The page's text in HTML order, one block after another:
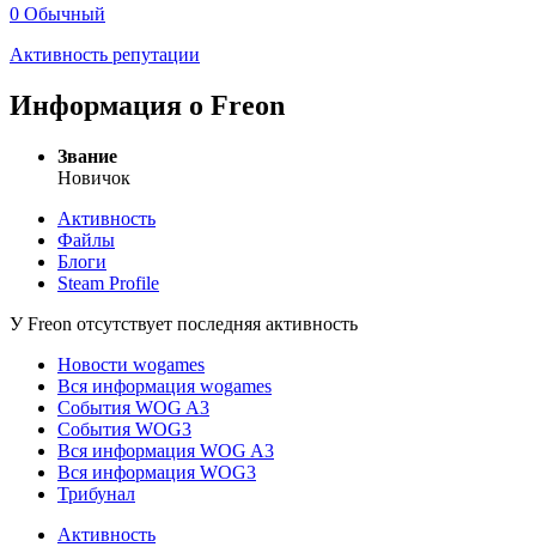
0 Обычный
Активность репутации
Информация о Freon
Звание
Новичок
Активность
Файлы
Блоги
Steam Profile
У Freon отсутствует последняя активность
Новости wogames
Вся информация wogames
События WOG A3
События WOG3
Вся информация WOG A3
Вся информация WOG3
Трибунал
Активность